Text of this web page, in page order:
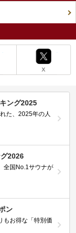
ング2025
た、2025年の人
2026
全国No.1サウナが
ン
もお得な「特別価